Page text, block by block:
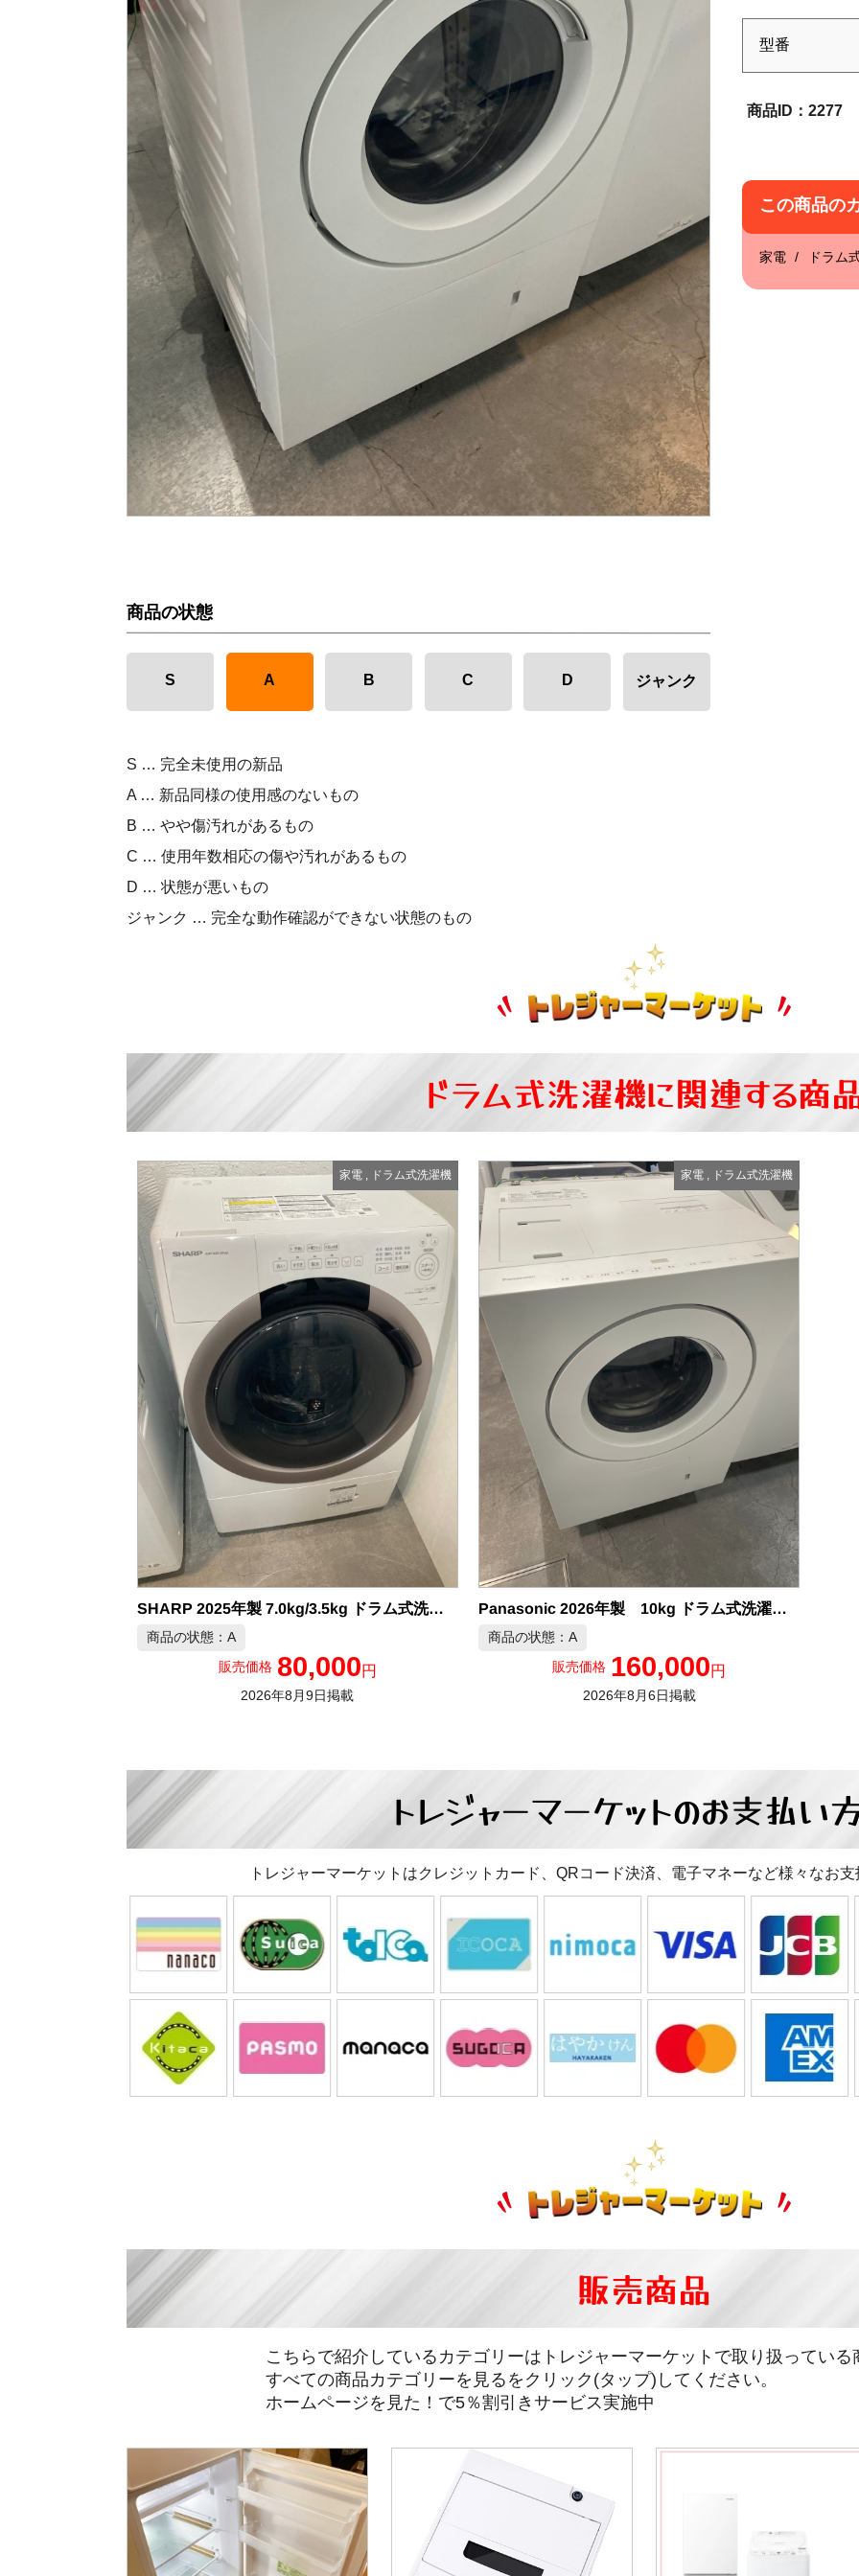
型番
2277
この商品の
家電 ドラム
商品の状態
S A B C D ジャンク
S … 完全未使用の新品
A … 新品同様の使用感のないもの
B … やや傷汚れがあるもの
C … 使用年数相応の傷や汚れがあるもの
D … 状態が悪いもの
ジャンク … 完全な動作確認ができない状態のもの
ドラム式洗濯機に関連する商
家電, ドラム式洗濯機
SHARP 2025年製 7.0kg/3.5kg ドラム式洗濯機 中古品販売
商品の状態：A
販売価格 80,000円
2026年8月9日掲載
家電, ドラム式洗濯機
Panasonic 2026年製 10kg ドラム式洗濯機 中古品販売
商品の状態：A
販売価格 160,000円
2026年8月6日掲載
トレジャーマーケットのお支払い
トレジャーマーケットはクレジットカード、QRコード決済、電子マネーなど様々なお
販売商品
こちらで紹介しているカテゴリーはトレジャーマーケットで取り扱っている
すべての商品カテゴリーを見るをクリック(タップ)してください。
ホームページを見た！で5％割引きサービス実施中